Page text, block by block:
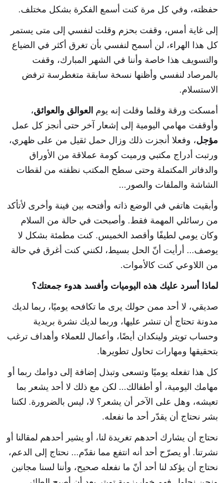
حفظته، وفي كل مرة كنت أسمع الفكرة بشكل مختلف.
إلى غاية أمس، وقفت بحزم وقلت لنفسي إلى متى يستمر
كل هذا الهراء، لن أسمح لنفسي بأن تغرق أكثر في الضياع
والتسويف هذا خاصة وأننا في الشهر المبارك، وقفت
بالمرصاد لنفسي وأظنها نسخة سابقة متغطرسة ترفض
الاستسلام.
أمسكت ورقة وقلما وقلت إنه يوم العوالق والعوائق،
وأوقفت مهامي اليومية إلى إشعار آخر حتى أنجز كل عمل
مؤجل، وفعلا أنجزت ذلك وزال حمل ثقيل من على ظهري،
ورتبت أدراج مكتبي ورميت كومة عملاقة من الأوراق
والدفاتر المكتملة وحتى سطح المكتب نظفته من لقطات
الشاشة والملفات والصور...
وأبقيت هاتفي في الوضع ذاته وأفتحه بين فينة وأخرى لأتأكد
من رسائلي المهمة فقط. وأصبحت في حالة من السلام
وكان يومي لطيفًا وأقصد الخميس. كنت مطمئة بشكل لا
يوصف... أرأيت أنّ الحل بسيط، لكنني كنت أغرق في حالة
من اللاوعي كنت كالأموات.
لماذا أسرد عليك هذه اليوميات وأفسد هدوء جمعتك؟
صديقي، لا أحد ممن حولك يرى ما تكافحه يوميًا، ربما لديك
مدونة تحتاج أن تنشر عليها، وربما لديك نشرة بريدية
وحساب تويتر ولينكدان أيضًا، وأعمال للعملاء وأهداف ترغب
بتحقيقها ومهارات تحاول تطويرها.
كل هذا تفعله يوميًا وتسعى وتبذل إضافة إلى دوامك ربما أو
مهامك اليومية، أو أطفالك... لكن مع ذلك لا أحد يشعر بما
تعيشه، وهل على الآخر أن يشعر؟ لا، ليس بالضرورة. لكننا
بشر نحتاج أن يقدّر أحد ما نفعله.
نحتاج أن يشارك أحدهم تغريدة لنا، أو يشير أحدهم لمقالنا أو
نشرتنا. أو يصرّح أحد أنه انتفع مما نقدّم... نحتاج إلى الدعم،
نحتاج أن يؤكد لنا أحد أنّ ما نفعله صحيح، وأننا لسنا مجانين